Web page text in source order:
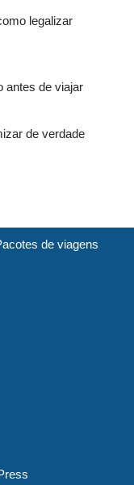
legalizar
antes de viajar
de verdade
de viagens